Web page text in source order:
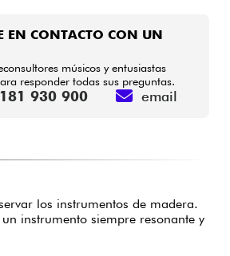
EN CONTACTO CON UN
músicos y entusiastas
responder todas sus preguntas.
930 900 email
los instrumentos de madera.
instrumento siempre resonante y